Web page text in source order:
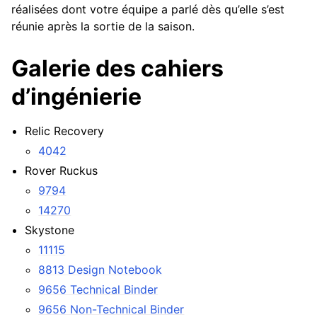
réalisées dont votre équipe a parlé dès qu’elle s’est
réunie après la sortie de la saison.
Galerie des cahiers
d’ingénierie
Relic Recovery
4042
Rover Ruckus
9794
14270
Skystone
11115
8813 Design Notebook
9656 Technical Binder
9656 Non-Technical Binder